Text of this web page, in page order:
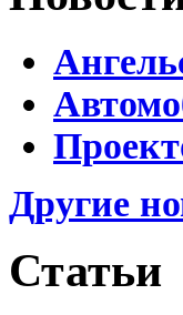
Другие
Статьи